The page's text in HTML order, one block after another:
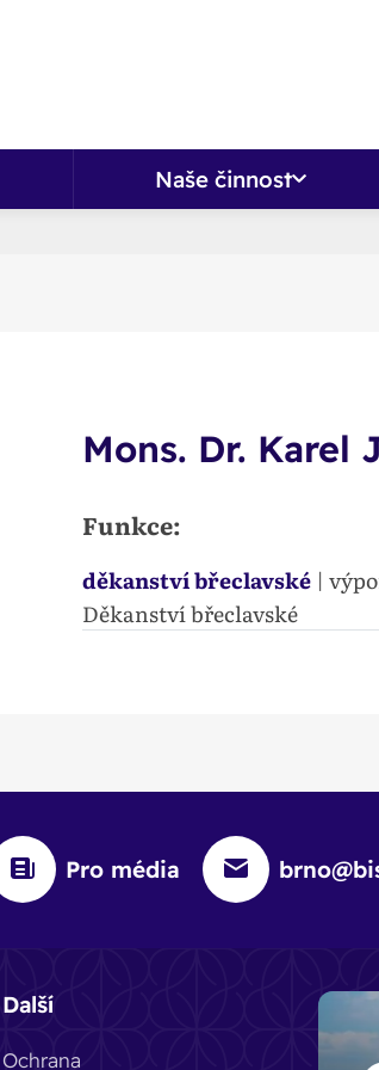
Naše činnost
Mons. Dr. Karel
Funkce:
děkanství břeclavské|
Děkanství břeclavské
Pro média
Další
Ochrana